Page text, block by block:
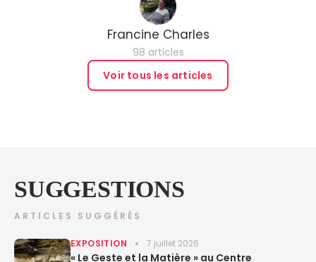
Francine Charles
98 articles
Voir tous les articles
SUGGESTIONS
ARTICLES SUGGÉRÉS
EXPOSITION 7 juillet 2026
« Le Geste et la Matière » au Centre